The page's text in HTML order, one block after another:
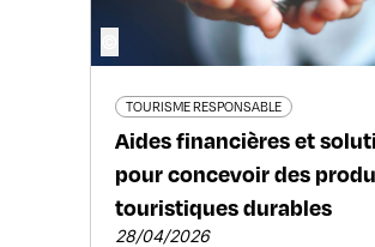
TOURISME RESPONSABLE
Aides financières et
pour concevoir des
touristiques durables
28/04/2026